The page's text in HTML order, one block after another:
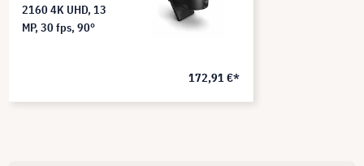
2160 4K UHD, 13
MP, 30 fps, 90°
172,91 €*